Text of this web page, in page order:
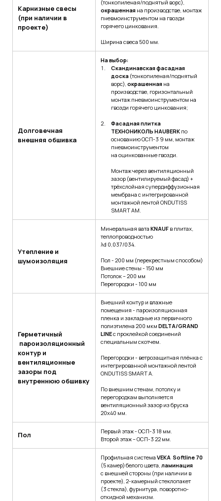
Карнизные свесы
(при наличии в
проекте)
(тонкопиленая/поднятый ворс),
окрашенная на производстве, монтаж
пневмоинструментом на гвозди
горячего цинкования.
Ширина свеса 500 мм.
Долговечная
внешняя обшивка
На выбор:
Скандинавская фасадная
доска (тонкопиленая/поднятый
ворс), окрашенная на
производстве, горизонтальный
монтаж пневмоинструментом на
гвозди горячего цинкования;
Фасадная плитка
ТЕХНОНИКОЛЬ HAUBERK по
основанию ОСП-3 9 мм, монтаж
пневмоинструментом
на оцинкованные гвозди.
Монтаж через вентиляционный
зазор (вентилируемый фасад) +
трёхслойная супердиффузионная
мембрана с интегрированной
монтажной лентой ONDUTISS
SMART AM.
Утепление и
шумоизоляция
Минеральная вата KNAUF в плитах,
теплопроводностью
λd 0,037/034.
Пол - 200 мм (перекрестным способом)
Внешние стены - 150 мм
Потолок – 200 мм
Перегородки - 100 мм
Герметичный
пароизоляционный
контур и
вентиляционные
зазоры под
внутреннюю обшивку
Внешний контур и влажные
помещения - пароизоляционная
пленка и закладные из первичного
полиэтилена 200 мкм DELTA/GRAND
LINEс проклейкой соединений
специальным скотчем.
Перегородки - ветрозащитная плёнка с
интегрированной монтажной лентой
ONDUTISS SMART A.
По внешним стенам, потолку и
перегородкам выполняется
вентиляционный зазор из бруска
20х40 мм.
Пол
Первый этаж - ОСП-3 18 мм.
Второй этаж – ОСП-3 22 мм.
Профильная система VEKA Softline 70
(5 камер) белого цвета, ламинация
с внешней стороны (при наличии в
проекте), 2-камерный стеклопакет
(3 стекла), фурнитура, поворотно-
откидной механизм.